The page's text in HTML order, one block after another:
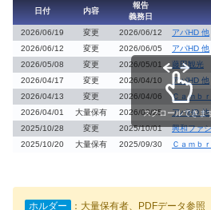
日付 内容
報告
義務日
2026/06/19 変更 2026/06/12
アパHD 他
2026/06/12
変更 2026/06/05
アパHD 他
2026/05/08
変更 2026/05/01
藤田観光
2026/04/17
変更 2026/04/10
アパHD 他
2026/04/13
変更 2026/04/06
Ｃａｍｂ
2026/04/01
大量保有 2026/03/25
アパHD 他
2025/10/28
変更 2025/10/01
興和ファ
2025/10/20
大量保有 2025/09/30 Ｃａｍｂ
スクロールできま
ホルダー
：大量保有者、PDFデータ参照